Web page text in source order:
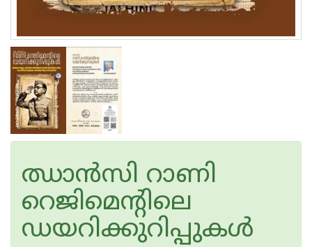
ഝാൻസി റാണി
റെജിമെന്റിലെ
ഡയറിക്കുറിപ്പുകൾ